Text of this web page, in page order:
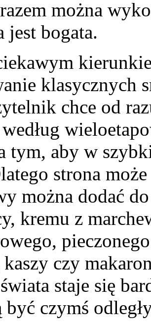
można
jest bogata.
klasycznych
chce od
tym, aby w
strona
można dodać
kremu z
czy
staje się
być czymś